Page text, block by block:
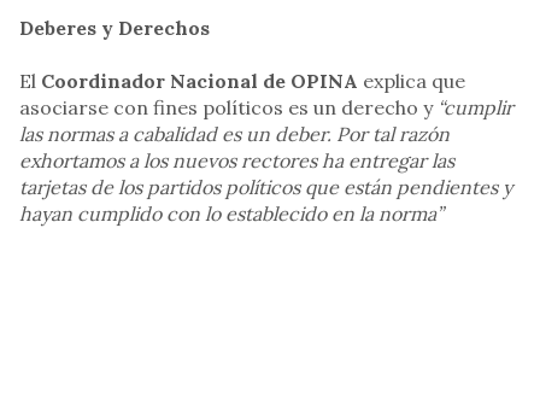
Deberes y Derechos
El Coordinador Nacional de OPINA explica que
asociarse con fines políticos es un derecho y “cumplir
las normas a cabalidad es un deber. Por tal razón
exhortamos a los nuevos rectores ha entregar las
tarjetas de los partidos políticos que están pendientes y
hayan cumplido con lo establecido en la norma”